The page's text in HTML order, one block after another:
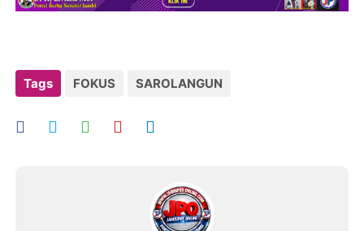
Tags FOKUS SAROLANGUN